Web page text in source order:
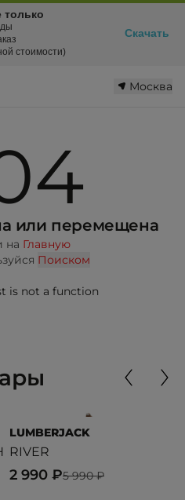
Москва
или перемещена
на Главную
Поиском
is not a function
LUMBERJACK
RIVER
5 990 ₽
2 990 ₽
только
стоимости)
Скачать